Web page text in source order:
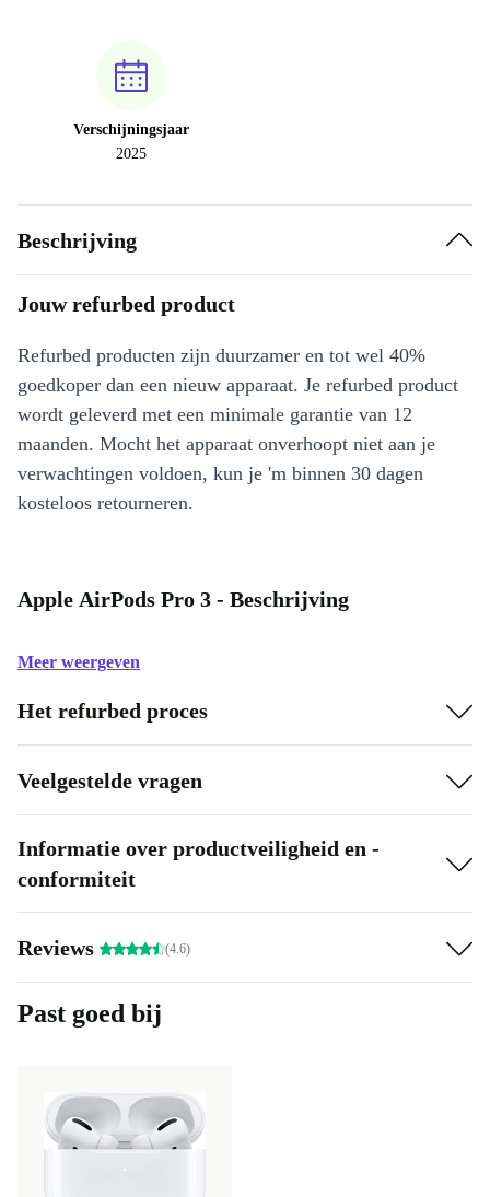
Verschijningsjaar
2025
Beschrijving
Jouw refurbed product
Refurbed producten zijn duurzamer en tot wel 40%
goedkoper dan een nieuw apparaat. Je refurbed product
wordt geleverd met een minimale garantie van 12
maanden. Mocht het apparaat onverhoopt niet aan je
verwachtingen voldoen, kun je 'm binnen 30 dagen
kosteloos retourneren.
Apple AirPods Pro 3 - Beschrijving
Meer weergeven
Het refurbed proces
Veelgestelde vragen
Informatie over productveiligheid en -
conformiteit
Reviews (4.6)
Past goed bij